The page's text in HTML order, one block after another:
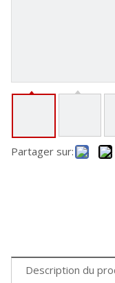
Partager sur:
Description du